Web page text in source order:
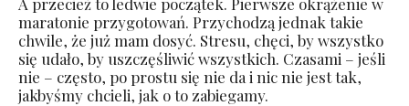
maratonie przygotowań. Przychodzą jednak takie
chwile, że już mam dosyć. Stresu, chęci, by wszystko
się udało, by uszczęśliwić wszystkich. Czasami – jeśli
nie – często, po prostu się nie da i nic nie jest tak,
jakbyśmy chcieli, jak o to zabiegamy.